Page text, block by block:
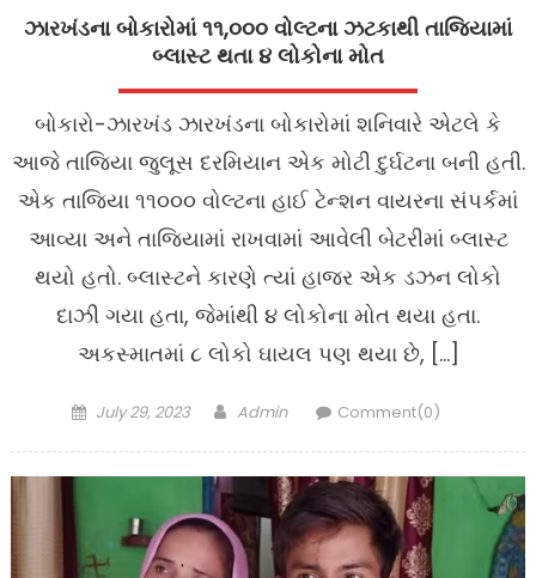
ઝારખંડના બોકારોમાં ૧૧,૦૦૦ વોલ્ટના ઝટકાથી તાજિયામાં
બ્લાસ્ટ થતા ૪ લોકોના મોત
બોકારો-ઝારખંડ ઝારખંડના બોકારોમાં શનિવારે એટલે કે
આજે તાજિયા જુલૂસ દરમિયાન એક મોટી દુર્ઘટના બની હતી.
એક તાજિયા ૧૧૦૦૦ વોલ્ટના હાઈ ટેન્શન વાયરના સંપર્કમાં
આવ્યા અને તાજિયામાં રાખવામાં આવેલી બેટરીમાં બ્લાસ્ટ
થયો હતો. બ્લાસ્ટને કારણે ત્યાં હાજર એક ડઝન લોકો
દાઝી ગયા હતા, જેમાંથી ૪ લોકોના મોત થયા હતા.
અકસ્માતમાં ૮ લોકો ઘાયલ પણ થયા છે, […]
Posted
July 29, 2023 Author
Admin Comment(0)